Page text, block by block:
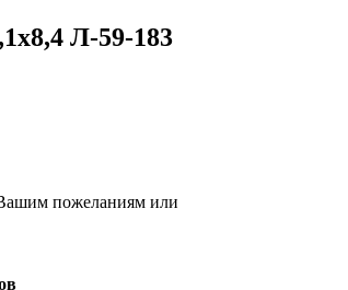
Л-59-183
пожеланиям или